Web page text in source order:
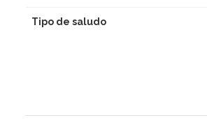
Tipo de saludo